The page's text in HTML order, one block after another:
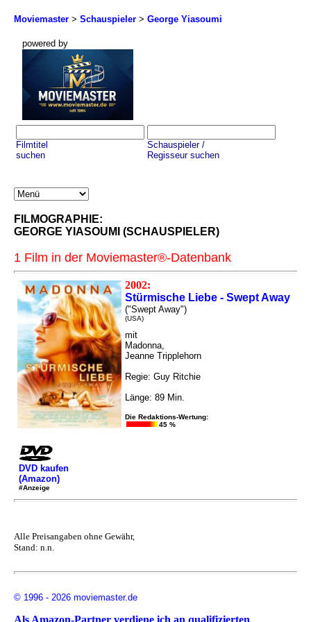
Moviemaster > Schauspieler > George Yiasoumi
powered by
Filmtitel
suchen
Schauspieler /
Regisseur suchen
FILMOGRAPHIE:
GEORGE YIASOUMI (SCHAUSPIELER)
1 Film in der Moviemaster®-Datenbank
2002:
Stürmische Liebe - Swept Away
("Swept Away")
(USA)
mit
Madonna,
Jeanne Tripplehorn
Regie: Guy Ritchie
Länge: 89 Min.
Die Redaktions-Wertung:
45 %
DVD kaufen
(Amazon)
#Anzeige
Alle Preisangaben ohne Gewähr,
Stand: n.n.
© 1996 - 2026 moviemaster.de